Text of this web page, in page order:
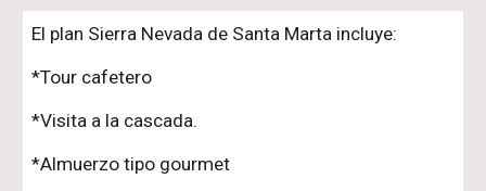
El plan Sierra Nevada de Santa Marta incluye:
*Tour cafetero
*Visita a la cascada.
*Almuerzo tipo gourmet